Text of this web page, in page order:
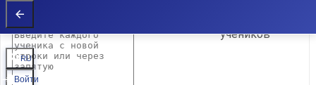
RU
Войти
Список учеников
Список учеников
учеников